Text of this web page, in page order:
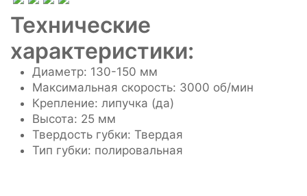
Технические
характеристики:
Диаметр: 130-150 мм
Максимальная скорость: 3000 об/мин
Крепление: липучка (да)
Высота: 25 мм
Твердость губки: Твердая
Тип губки: полировальная